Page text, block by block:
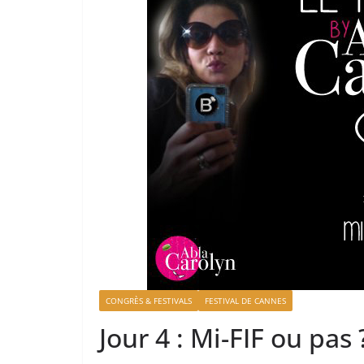
CONGRÈS & FESTIVALS FESTIVAL DE CANNES
Jour 4 : Mi-FIF ou pas